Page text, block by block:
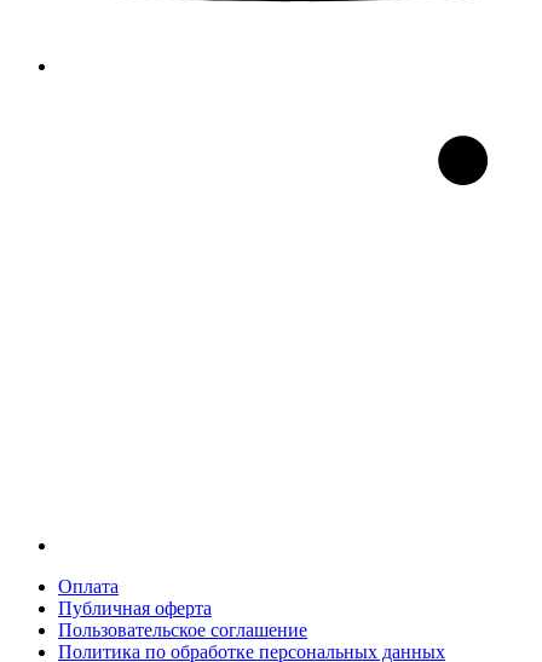
Оплата
Публичная оферта
Пользовательское соглашение
Политика по обработке персональных данных